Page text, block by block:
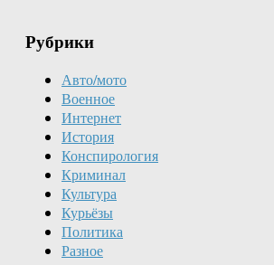
Рубрики
Авто/мото
Военное
Интернет
История
Конспирология
Криминал
Культура
Курьёзы
Политика
Разное